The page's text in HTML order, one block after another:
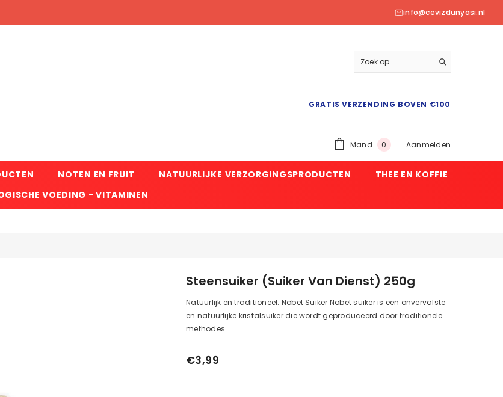
info@cevizdunyasi.nl
GRATIS VERZENDING BOVEN €100
Mand 0 0
Aanmelden
NOTEN EN FRUIT NATUURLIJKE VERZORGINGSPRODUCTEN
THEE EN KOFFIE
VOEDING - VITAMINEN
Steensuiker (suiker Van Dienst) 250g
Natuurlijk en traditioneel: Nöbet Suiker Nöbet suiker is een onvervalste
en natuurlijke kristalsuiker die wordt geproduceerd door traditionele
methodes....
€3,99